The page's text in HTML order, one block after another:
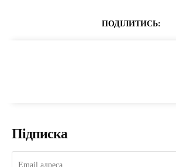
ПОДІЛИТИСЬ:
Підписка